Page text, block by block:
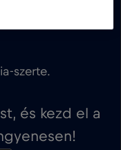
szerte.
és kezd el a